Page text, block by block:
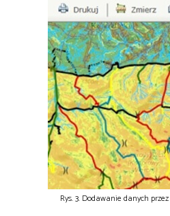
Rys. 3. Dodawanie danych